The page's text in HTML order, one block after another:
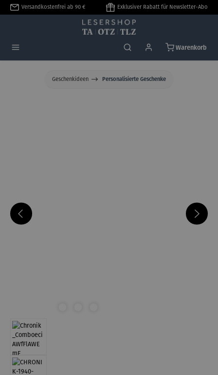
springen
Versandkostenfrei ab 90 € Exklusiver Rabatt für Newsletter-Abo
Warenkorb
Geschenkideen Personalisierte Geschenke